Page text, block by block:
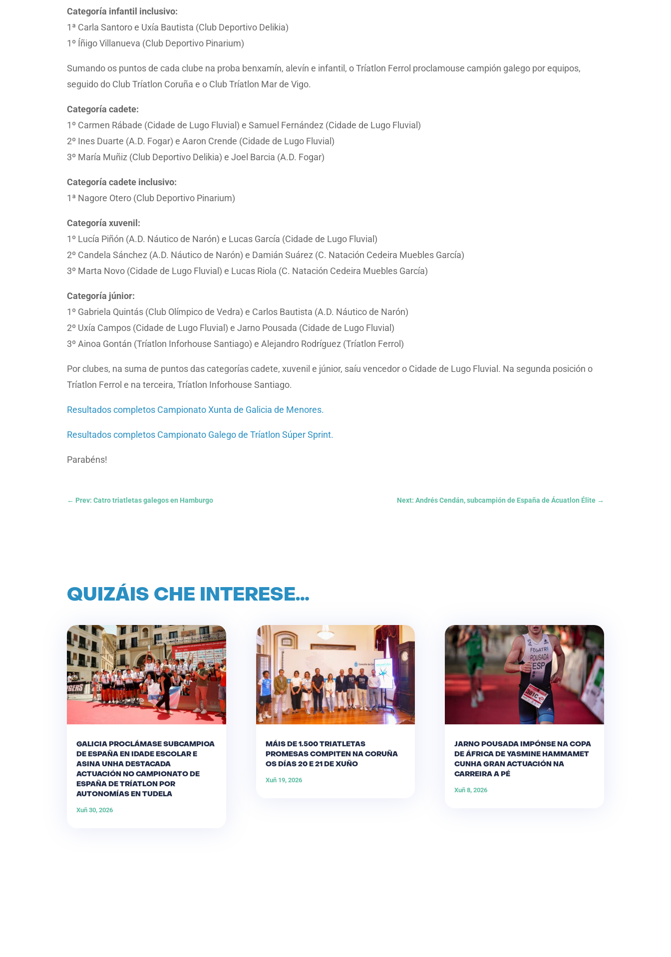
Categoría infantil inclusivo:
1ª Carla Santoro e Uxía Bautista (Club Deportivo Delikia)
1º Íñigo Villanueva (Club Deportivo Pinarium)
Sumando os puntos de cada clube na proba benxamín, alevín e infantil, o Tríatlon Ferrol proclamouse campión galego por equipos,
seguido do Club Tríatlon Coruña e o Club Tríatlon Mar de Vigo.
Categoría cadete:
1º Carmen Rábade (Cidade de Lugo Fluvial) e Samuel Fernández (Cidade de Lugo Fluvial)
2º Ines Duarte (A.D. Fogar) e Aaron Crende (Cidade de Lugo Fluvial)
3º María Muñiz (Club Deportivo Delikia) e Joel Barcia (A.D. Fogar)
Categoría cadete inclusivo:
1ª Nagore Otero (Club Deportivo Pinarium)
Categoría xuvenil:
1º Lucía Piñón (A.D. Náutico de Narón) e Lucas García (Cidade de Lugo Fluvial)
2º Candela Sánchez (A.D. Náutico de Narón) e Damián Suárez (C. Natación Cedeira Muebles García)
3º Marta Novo (Cidade de Lugo Fluvial) e Lucas Riola (C. Natación Cedeira Muebles García)
Categoría júnior:
1º Gabriela Quintás (Club Olímpico de Vedra) e Carlos Bautista (A.D. Náutico de Narón)
2º Uxía Campos (Cidade de Lugo Fluvial) e Jarno Pousada (Cidade de Lugo Fluvial)
3º Ainoa Gontán (Tríatlon Inforhouse Santiago) e Alejandro Rodríguez (Tríatlon Ferrol)
Por clubes, na suma de puntos das categorías cadete, xuvenil e júnior, saíu vencedor o Cidade de Lugo Fluvial. Na segunda posición o
Tríatlon Ferrol e na terceira, Tríatlon Inforhouse Santiago.
Resultados completos Campionato Xunta de Galicia de Menores.
Resultados completos Campionato Galego de Tríatlon Súper Sprint.
Parabéns!
← Prev: Catro triatletas galegos en Hamburgo Next: Andrés Cendán, subcampión de España de Ácuatlon Élite→
QUIZÁIS CHE INTERESE…
GALICIA PROCLÁMASE SUBCAMPIOA
DE ESPAÑA EN IDADE ESCOLAR E
ASINA UNHA DESTACADA
ACTUACIÓN NO CAMPIONATO DE
ESPAÑA DE TRÍATLON POR
AUTONOMÍAS EN TUDELA
Xuñ 30, 2026
MÁIS DE 1.500 TRIATLETAS
PROMESAS COMPITEN NA CORUÑA
OS DÍAS 20 E 21 DE XUÑO
Xuñ 19, 2026
JARNO POUSADA IMPÓNSE NA COPA
DE ÁFRICA DE YASMINE HAMMAMET
CUNHA GRAN ACTUACIÓN NA
CARREIRA A PÉ
Xuñ 8, 2026